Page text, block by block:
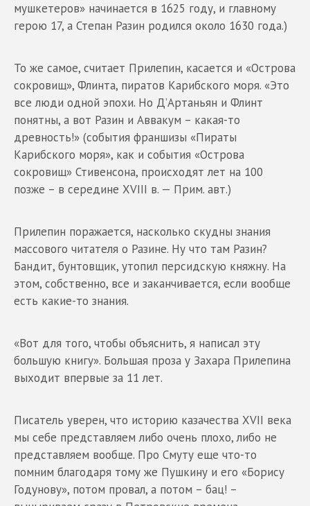
мушкетеров» начинается в 1625 году, и главному
герою 17, а Степан Разин родился около 1630 года.)
То же самое, считает Прилепин, касается и «Острова
сокровищ», Флинта, пиратов Карибского моря. «Это
все люди одной эпохи. Но Д’Артаньян и Флинт
понятны, а вот Разин и Аввакум – какая-то
древность!» (события франшизы «Пираты
Карибского моря», как и события «Острова
сокровищ» Стивенсона, происходят лет на 100
позже – в середине XVIII в. — Прим. авт.)
Прилепин поражается, насколько скудны знания
массового читателя о Разине. Ну что там Разин?
Бандит, бунтовщик, утопил персидскую княжну. На
этом, собственно, все и заканчивается, если вообще
есть какие-то знания.
«Вот для того, чтобы объяснить, я написал эту
большую книгу». Большая проза у Захара Прилепина
выходит впервые за 11 лет.
Писатель уверен, что историю казачества XVII века
мы себе представляем либо очень плохо, либо не
представляем вообще. Про Смуту еще что-то
помним благодаря тому же Пушкину и его «Борису
Годунову», потом провал, а потом – бац! –